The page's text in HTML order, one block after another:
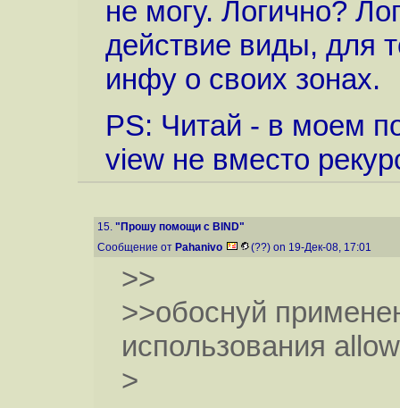
не могу. Логично?
действие виды, для
инфу о своих зонах.
PS: Читай - в моем
view не вместо
15. "Прошу помощи с BIND"
Сообщение от Pahanivo (??) on 19-Дек-08, 17:01
>>
>>обоснуй
использования
>